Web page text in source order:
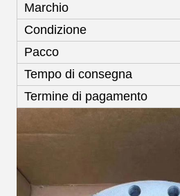
Marchio
Condizione
Pacco
Tempo di consegna
Termine di pagamento